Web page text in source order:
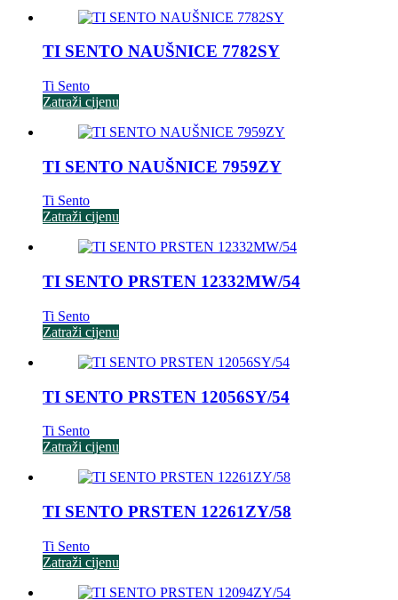
TI SENTO NAUŠNICE 7782SY
Ti Sento
Zatraži cijenu
TI SENTO NAUŠNICE 7959ZY
Ti Sento
Zatraži cijenu
TI SENTO PRSTEN 12332MW/54
Ti Sento
Zatraži cijenu
TI SENTO PRSTEN 12056SY/54
Ti Sento
Zatraži cijenu
TI SENTO PRSTEN 12261ZY/58
Ti Sento
Zatraži cijenu